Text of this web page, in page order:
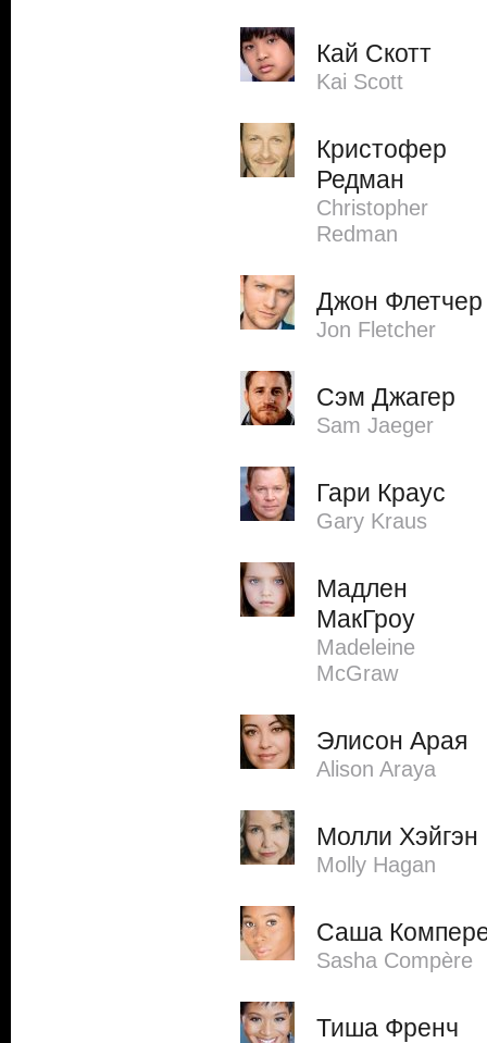
Кай Скотт
Kai Scott
Кристофер
Редман
Christopher
Redman
Джон Флетчер
Jon Fletcher
Сэм Джагер
Sam Jaeger
Гари Краус
Gary Kraus
Мадлен
МакГроу
Madeleine
McGraw
Элисон Арая
Alison Araya
Молли Хэйгэн
Molly Hagan
Саша
Sasha Compère
Тиша Френч